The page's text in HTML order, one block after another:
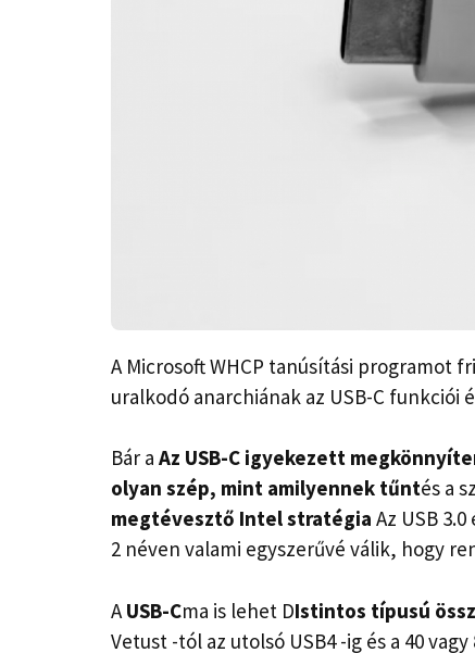
A Microsoft WHCP tanúsítási programot
uralkodó anarchiának az USB-C
Bár a Az USB-C igyekezett
olyan szép, mint amilyennek tűntés a
megtévesztő Intel stratégia Az USB
2 néven valami egyszerűvé válik, hogy
A USB-Cma is lehet DIstintos típusú
Vetust -tól az utolsó USB4 -ig és a 40